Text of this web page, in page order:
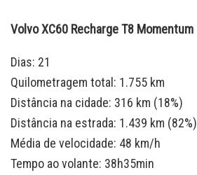
Volvo XC60 Recharge T8 Momentum
Dias: 21
Quilometragem total: 1.755 km
Distância na cidade: 316 km (18%)
Distância na estrada: 1.439 km (82%)
Média de velocidade: 48 km/h
Tempo ao volante: 38h35min